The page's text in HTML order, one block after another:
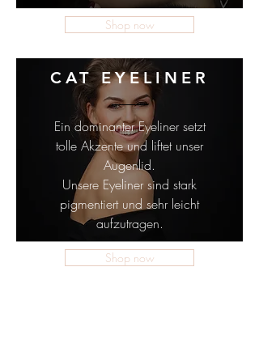
Shop now
CAT EYELINER
Ein dominanter Eyeliner setzt
tolle Akzente und liftet unser
Augenlid.
Unsere Eyeliner sind stark
pigmentiert und sehr leicht
aufzutragen.
Shop now